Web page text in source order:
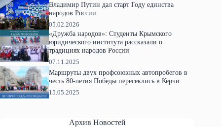
Владимир Путин дал старт Году единства
народов России
05.02.2026
«Дружба народов»: Студенты Крымского
юридического института рассказали о
традициях народов России
07.11.2025
Маршруты двух профсоюзных автопробегов в
честь 80-летия Победы пересеклись в Керчи
15.05.2025
Архив Новостей